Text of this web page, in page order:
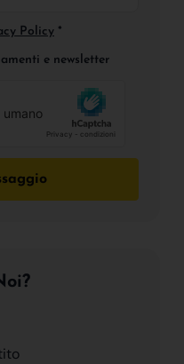
Policy *
e newsletter